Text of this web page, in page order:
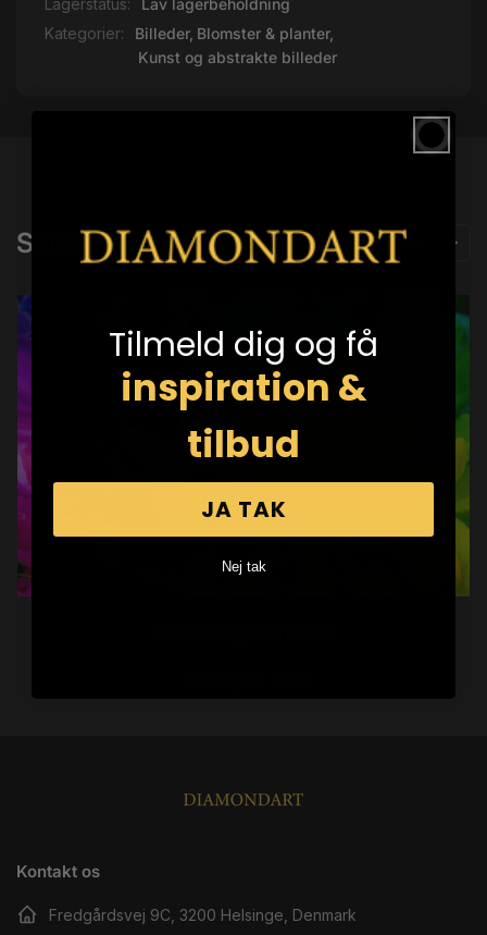
Kategorier:
Billeder, Blomster & planter,
Kunst og abstrakte billeder
Senest set
Kontakt os
Fredgårdsvej 9C, 3200 Helsinge, Denmark
Tilmeld dig og få
inspiration &
tilbud
JA TAK
Nej tak